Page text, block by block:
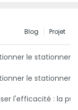
Projet
Blog
Third Quarter of
le
système de
le
: un nouveau
l'efficacité : la